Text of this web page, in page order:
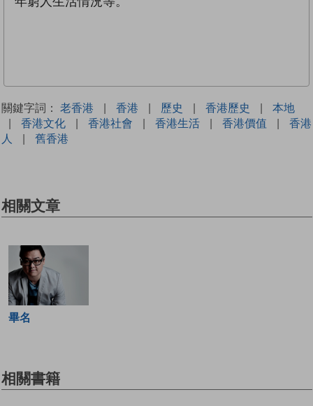
關鍵字詞： 老香港 | 香港 | 歷史 | 香港歷史 |
本地
|
香港文化 | 香港社會 | 香港生活 | 香港價值 |
香港
人
| 舊香港
相關文章
畢名
相關書籍